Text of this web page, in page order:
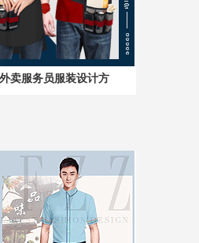
卖服务员服装设计方